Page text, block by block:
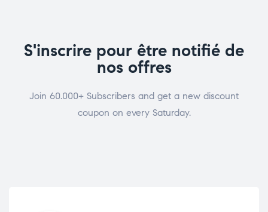
S'inscrire pour être notifié de
nos offres
Join 60.000+ Subscribers and get a new discount
coupon on every Saturday.